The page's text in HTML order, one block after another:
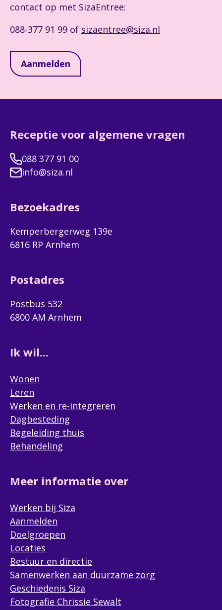
contact op met SizaEntree:
088-377 91 99 of sizaentree@siza.nl
Aanmelden
Receptie voor algemene vragen
088 377 91 00
info@siza.nl
Bezoekadres
Kemperbergerweg 139e
6816 RP Arnhem
Postadres
Postbus 532
6800 AM Arnhem
Ik wil...
Wonen
Leren
Werken en re-integreren
Dagbesteding
Begeleiding thuis
Behandeling
Meer informatie over
Werken bij Siza
Aanmelden
Doelgroepen
Locaties
Bestuur en directie
Samenwerken aan duurzame zorg
Geschiedenis Siza
Fotografie Chrissie Sewalt